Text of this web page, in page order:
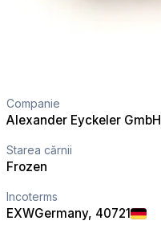
Companie
Alexander Eyckeler GmbH
Starea cărnii
Frozen
Incoterms
EXWGermany, 40721